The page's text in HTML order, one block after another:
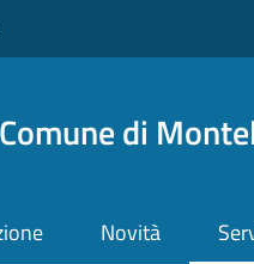
Comune di
Novità